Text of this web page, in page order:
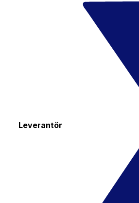
Leverantör